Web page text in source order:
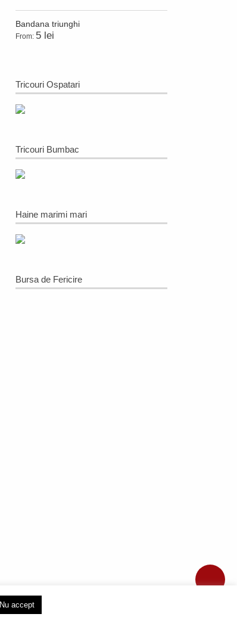
Bandana triunghi
From: 5 lei
Tricouri Ospatari
Tricouri Bumbac
Haine marimi mari
Bursa de Fericire
Nu accept